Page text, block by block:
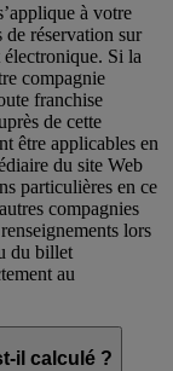
à votre
de réservation sur
Si la
compagnie
franchise
de cette
être applicables en
du site Web
particulières en ce
compagnies
lors
du billet
au
il calculé ?